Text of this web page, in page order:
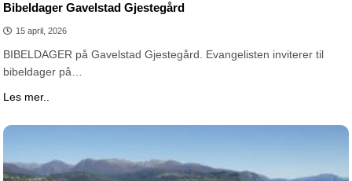
Bibeldager Gavelstad Gjestegård
15 april, 2026
BIBELDAGER på Gavelstad Gjestegård. Evangelisten inviterer til
bibeldager på…
Les mer..